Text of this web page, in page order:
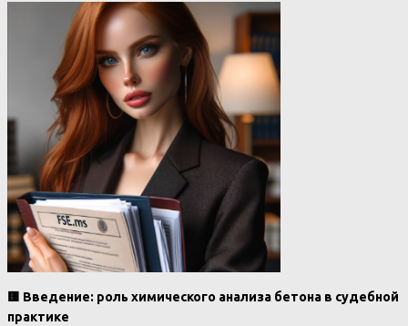
🟨 Введение: роль химического анализа бетона в судебной
практике